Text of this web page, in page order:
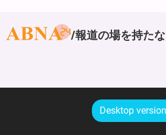
報道の場を持た
Desktop version